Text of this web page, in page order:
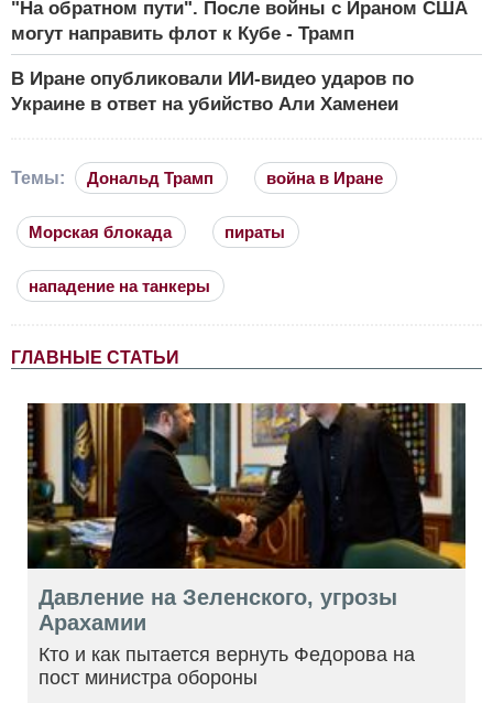
"На обратном пути". После войны с Ираном США
могут направить флот к Кубе - Трамп
В Иране опубликовали ИИ-видео ударов по
Украине в ответ на убийство Али Хаменеи
Темы: Дональд Трамп война в Иране
Морская блокада пираты
нападение на танкеры
ГЛАВНЫЕ СТАТЬИ
Давление на Зеленского, угрозы
Арахамии
Кто и как пытается вернуть Федорова на
пост министра обороны